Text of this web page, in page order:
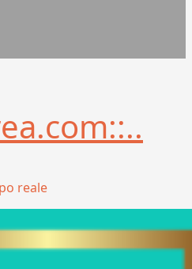
reale